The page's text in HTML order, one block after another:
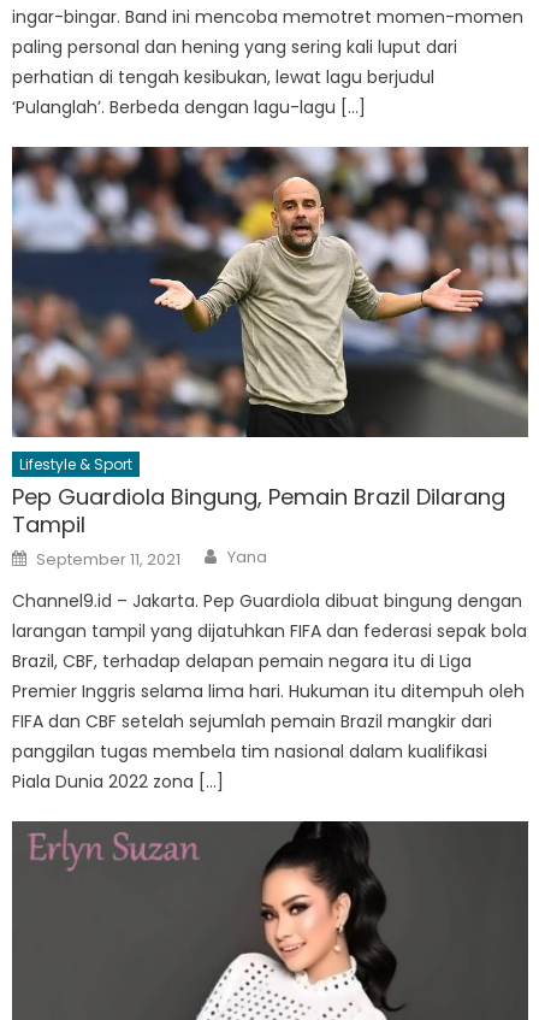
ingar-bingar. Band ini mencoba memotret momen-momen
paling personal dan hening yang sering kali luput dari
perhatian di tengah kesibukan, lewat lagu berjudul
‘Pulanglah’. Berbeda dengan lagu-lagu […]
Lifestyle & Sport
Pep Guardiola Bingung, Pemain Brazil Dilarang
Tampil
Posted
on
September 11, 2021 Author
Yana
Channel9.id – Jakarta. Pep Guardiola dibuat bingung dengan
larangan tampil yang dijatuhkan FIFA dan federasi sepak bola
Brazil, CBF, terhadap delapan pemain negara itu di Liga
Premier Inggris selama lima hari. Hukuman itu ditempuh oleh
FIFA dan CBF setelah sejumlah pemain Brazil mangkir dari
panggilan tugas membela tim nasional dalam kualifikasi
Piala Dunia 2022 zona […]